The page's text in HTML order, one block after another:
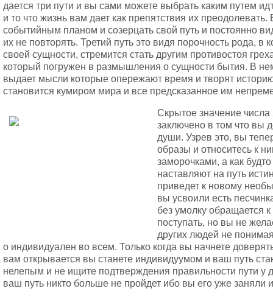
дается три пути и вы сами можете выбрать каким путем
и то что жизнь вам дает как препятствия их преодолевать.
событийным планом и созерцать свой путь и постоянно
их не повторять. Третий путь это видя порочность рода,
своей сущности, стремится стать другим противостоя
который погружен в размышления о сущности бытия. В
выдает мысли которые опережают время и творят
становится кумиром мира и все предсказанное им
Скрытое значение
заключено в том что вы
души. Узрев это, вы
образы и относитесь к
заморочками, а как
наставляют на путь
приведет к новому
вы усвоили есть
без умолку обращается
поступать, но вы не
других людей не
о индивидуален во всем. Только когда вы начнете
вам открывается вы станете индивидуумом и ваш путь
нелепым и не ищите подтверждения правильности пути у
ваш путь никто больше не пройдет ибо вы его уже заняли